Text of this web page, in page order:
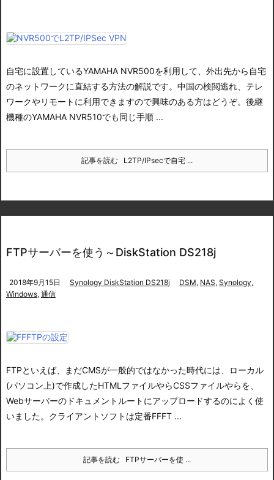
自宅に設置しているYAMAHA NVR500を利用して、外出先から自宅
のネットワークに直結する方法の解説です。中国の検閲逃れ、テレ
ワークやリモートに利用できますので興味のある方はどうぞ。後継
機種のYAMAHA NVR510でも同じ手順 ...
記事を読む L2TP/IPsecで自宅 ...
FTPサーバーを使う～DiskStation DS218j
2018年9月15日 Synology DiskStation DS218j DSM, NAS, Synology,
Windows, 通信
FTPといえば、まだCMSが一般的ではなかった時代には、ローカル
(パソコン上)で作成したHTMLファイルやらCSSファイルやらを、
Webサーバーのドキュメントルートにアップロードするのによく使
いました。クライアントソフトは定番FFFT ...
記事を読む FTPサーバーを使 ...